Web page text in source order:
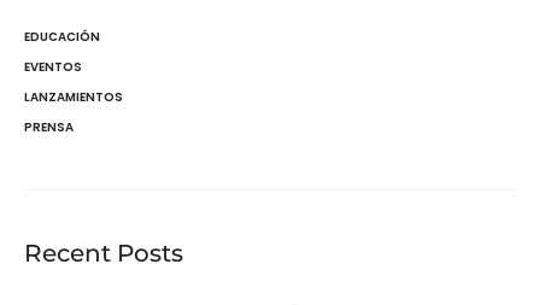
EDUCACIÓN
EVENTOS
LANZAMIENTOS
PRENSA
Recent Posts